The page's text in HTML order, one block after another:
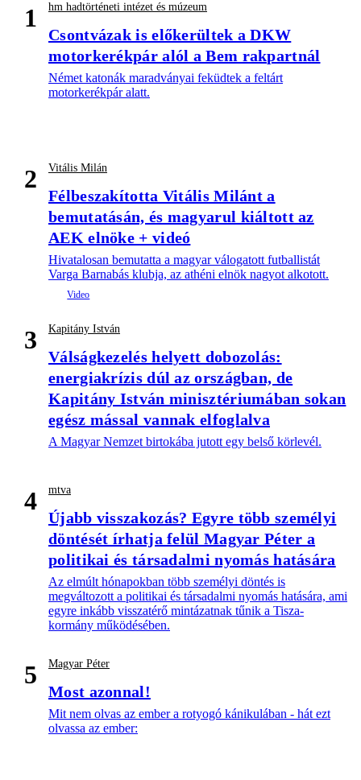
1 hm hadtörténeti intézet és múzeum
Csontvázak is előkerültek a DKW
motorkerékpár alól a Bem rakpartnál
Német katonák maradványai feküdtek a feltárt
motorkerékpár alatt.
2 Vitális Milán
Félbeszakította Vitális Milánt a
bemutatásán, és magyarul kiáltott az
AEK elnöke + videó
Hivatalosan bemutatta a magyar válogatott futballistát
Varga Barnabás klubja, az athéni elnök nagyot alkotott.
3 Kapitány István
Válságkezelés helyett dobozolás:
energiakrízis dúl az országban, de
Kapitány István minisztériumában sokan
egész mással vannak elfoglalva
A Magyar Nemzet birtokába jutott egy belső körlevél.
4 mtva
Újabb visszakozás? Egyre több személyi
döntését írhatja felül Magyar Péter a
politikai és társadalmi nyomás hatására
Az elmúlt hónapokban több személyi döntés is
megváltozott a politikai és társadalmi nyomás hatására, ami
egyre inkább visszatérő mintázatnak tűnik a Tisza-
kormány működésében.
5 Magyar Péter
Most azonnal!
Mit nem olvas az ember a rotyogó kánikulában - hát ezt
olvassa az ember: